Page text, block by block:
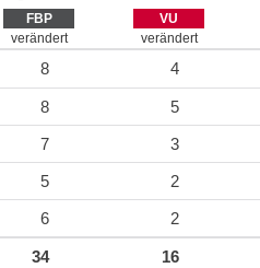
FBP
verändert
VU
verändert
8 4
8 5
7 3
5 2
6 2
34 16